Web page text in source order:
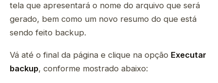
tela que apresentará o nome do arquivo que será
gerado, bem como um novo resumo do que está
sendo feito backup.
Vá até o final da página e clique na opção Executar
backup, conforme mostrado abaixo: